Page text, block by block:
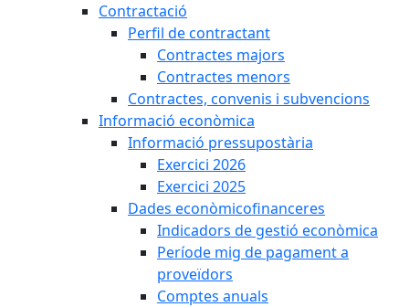
Contractació
Perfil de contractant
Contractes majors
Contractes menors
Contractes, convenis i subvencions
Informació econòmica
Informació pressupostària
Exercici 2026
Exercici 2025
Dades econòmicofinanceres
Indicadors de gestió econòmica
Període mig de pagament a
proveïdors
Comptes anuals